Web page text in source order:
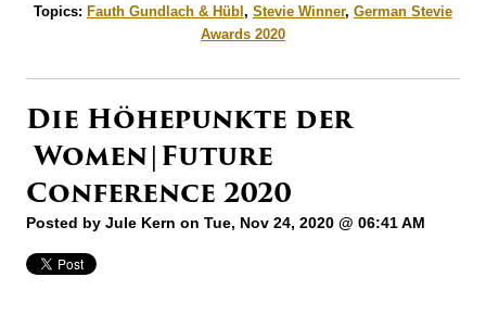
Topics: Fauth Gundlach & Hübl , Stevie Winner, German Stevie
Awards 2020
Die Höhepunkte der
Women|Future
Conference 2020
Posted by Jule Kern on Tue, Nov 24, 2020 @ 06:41 AM